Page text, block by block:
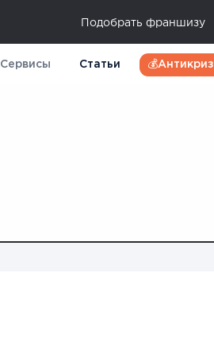
Подобрать франшизу
Сервисы Статьи